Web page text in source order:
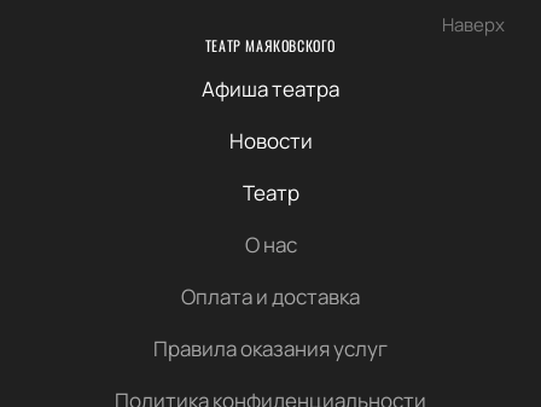
Наверх
ТЕАТР МАЯКОВСКОГО
Афиша театра
Новости
Театр
О нас
Оплата и доставка
Правила оказания услуг
Политика конфиденциальности